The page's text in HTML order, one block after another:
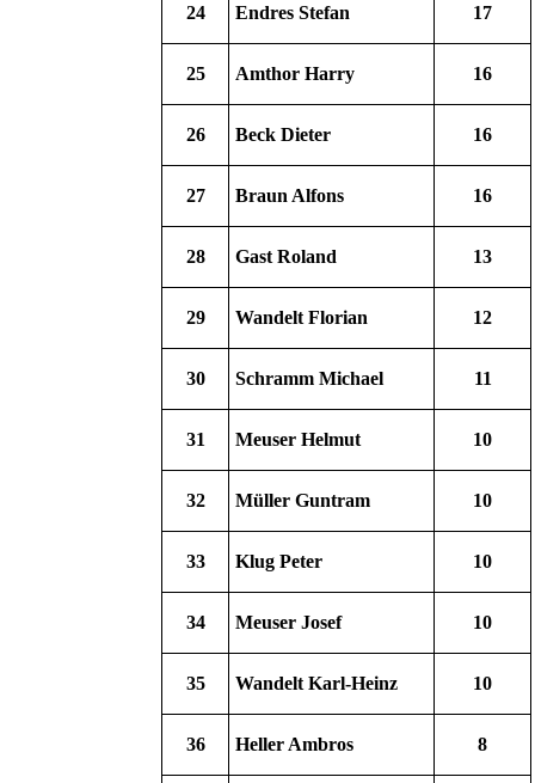
24 Endres Stefan 17
25 Amthor Harry 16
26 Beck Dieter 16
27 Braun Alfons 16
28 Gast Roland 13
29 Wandelt Florian 12
30 Schramm Michael 11
31 Meuser Helmut 10
32 Müller Guntram 10
33 Klug Peter 10
34 Meuser Josef 10
35 Wandelt Karl-Heinz 10
36 Heller Ambros 8